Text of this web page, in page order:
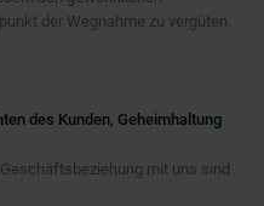
der Wegnahme zu vergüten.
des Kunden, Geheimhaltung
mit uns sind